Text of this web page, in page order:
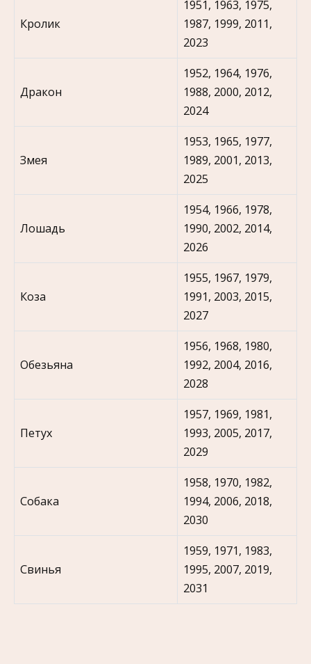
Кролик
1951, 1963, 1975,
1987, 1999, 2011,
2023
Дракон
1952, 1964, 1976,
1988, 2000, 2012,
2024
Змея
1953, 1965, 1977,
1989, 2001, 2013,
2025
Лошадь
1954, 1966, 1978,
1990, 2002, 2014,
2026
Коза
1955, 1967, 1979,
1991, 2003, 2015,
2027
Обезьяна
1956, 1968, 1980,
1992, 2004, 2016,
2028
Петух
1957, 1969, 1981,
1993, 2005, 2017,
2029
Собака
1958, 1970, 1982,
1994, 2006, 2018,
2030
Свинья
1959, 1971, 1983,
1995, 2007, 2019,
2031